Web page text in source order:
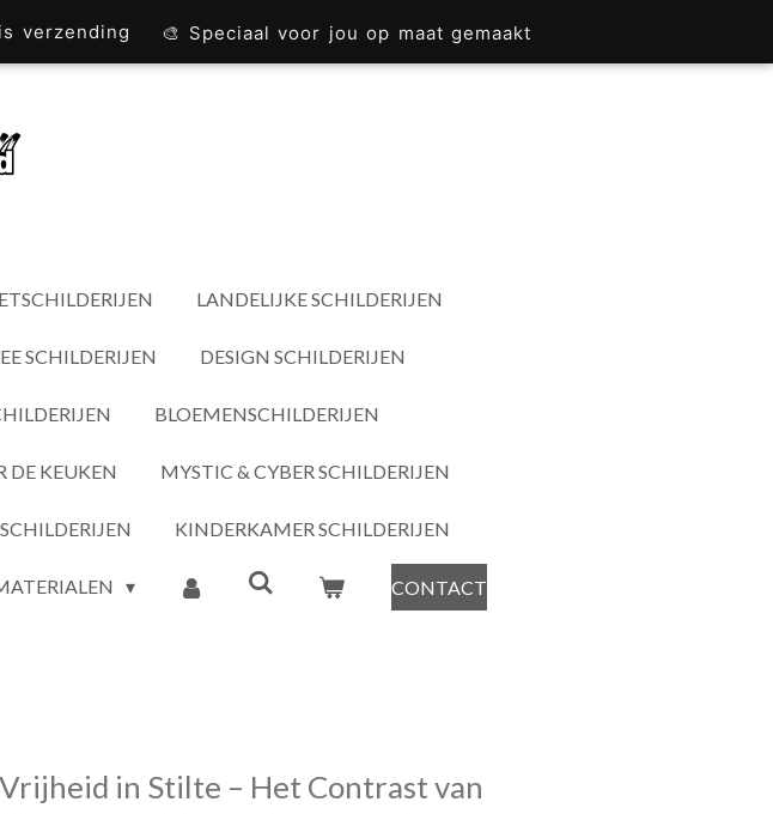
verzending 🎨 Speciaal voor jou op maat gemaakt
LANDELIJKE SCHILDERIJEN
SCHILDERIJEN DESIGN SCHILDERIJEN
BLOEMENSCHILDERIJEN
DE KEUKEN MYSTIC & CYBER SCHILDERIJEN
KINDERKAMER SCHILDERIJEN
CONTACT
Vrijheid in Stilte – Het Contrast van